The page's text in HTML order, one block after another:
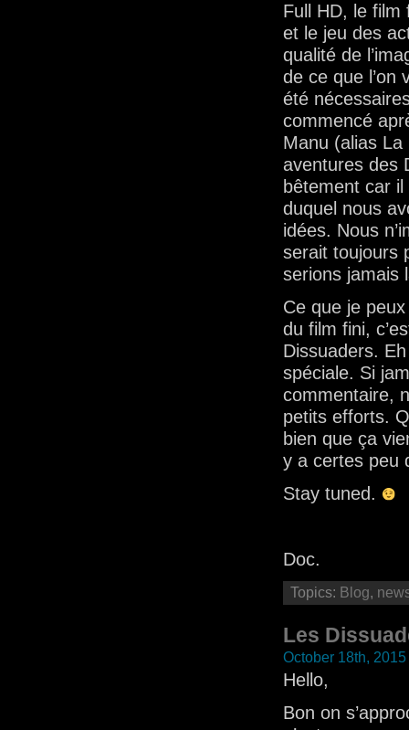
Full HD, le film
et le jeu des
qualité de
de ce que l’on
été
commencé
Manu (alias
aventures des
bêtement car
duquel nous
idées. Nous
serait toujours
serions jamais
Ce que je
du film fini,
Dissuaders.
spéciale. Si
commentaire,
petits efforts.
bien que ça
y a certes peu
Stay tuned.
Doc.
Topics: Blog,
Les
October 18th, 2015
Hello,
Bon on